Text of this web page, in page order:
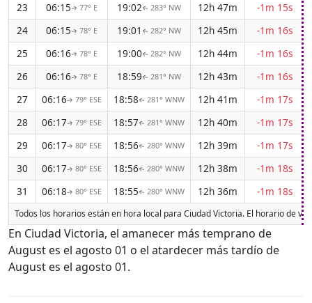
23
06:15↑ 77° E 19:02↑ 283° NW 12h 47m
-1m 15s
24
06:15↑ 78° E 19:01 ↑ 282° NW 12h 45m
-1m 16s
25
06:16↑ 78° E 19:00↑ 282° NW 12h 44m
-1m 16s
26
06:16↑ 78° E 18:59↑ 281° NW 12h 43m
-1m 16s
27
06:16↑ 79° ESE 18:58↑ 281° WNW 12h 41m
-1m 17s
28
06:17↑ 79° ESE 18:57↑ 281° WNW 12h 40m
-1m 17s
29
06:17↑ 80° ESE 18:56↑ 280° WNW 12h 39m
-1m 17s
30
06:17↑ 80° ESE 18:56↑ 280° WNW 12h 38m
-1m 18s
31
06:18↑ 80° ESE 18:55↑ 280° WNW 12h 36m -1m 18s
Todos los horarios están en hora local para Ciudad Victoria. El horario de
En Ciudad Victoria, el amanecer más temprano de
August es el agosto 01 o el atardecer más tardío de
August es el agosto 01.